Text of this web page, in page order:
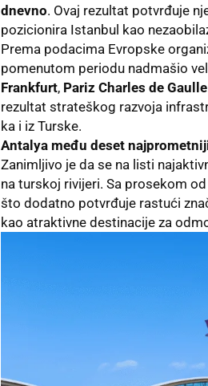
dnevno. Ovaj rezultat potvrđuje
pozicionira Istanbul kao
Prema podacima Evropske
pomenutom periodu nadmašio
Frankfurt, Pariz Charles de Gaulle
rezultat strateškog razvoja
ka i iz Turske.
Antalya među deset
Zanimljivo je da se na listi
na turskoj rivijeri. Sa prosekom od
što dodatno potvrđuje rastući
kao atraktivne destinacije za